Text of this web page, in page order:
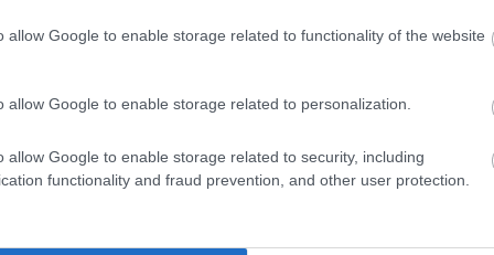
allow Google to enable storage related to functionality of the website
allow Google to enable storage related to personalization.
allow Google to enable storage related to security, including
functionality and fraud prevention, and other user protection.
Det är långt över vad jag trodde var
Jag var så slutkörd.
mycket kraft för att bjuda på en
åtråvärda segern – en dröm han haft i över
veckan. Jag vet hur mycket den här
kom in i Team Ragde Charge på ett